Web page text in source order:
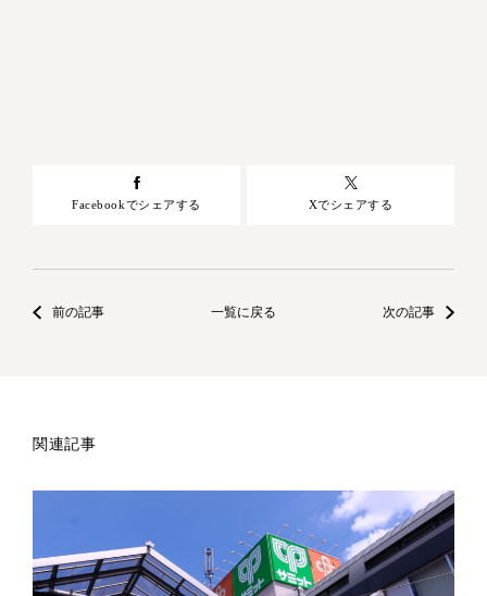
Facebookでシェアする Xでシェアする
前の記事 一覧に戻る 次の記事
関連記事